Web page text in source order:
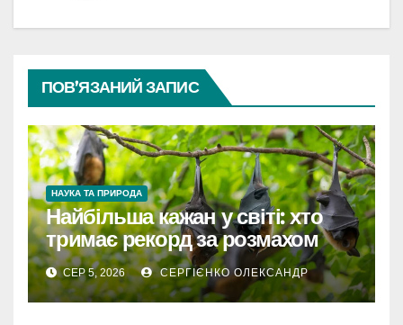
ПОВ’ЯЗАНИЙ ЗАПИС
НАУКА ТА ПРИРОДА
Найбільша кажан у світі: хто
тримає рекорд за розмахом
крил
СЕР 5, 2026 СЕРГІЄНКО ОЛЕКСАНДР